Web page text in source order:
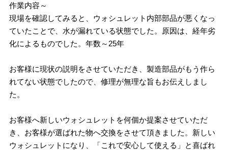
作業内容～
現場を確認してみると、ウォシュレット内部部品が悪くなっ
ていたことで、水が漏れている状態でした。原因は、経年劣
化によるものでした。年数～25年
お客様に現状の説明をさせていただき、製造部品がもう作ら
れてない状態でしたので、修理が無理な旨もお伝えしまし
た。
お客様へ新しいウォシュレットを何個か提案させていただ
き、お客様が選ばれた物へ交換をさせて頂きました。新しい
ウォシュレットになり、「これで安心して使える」と喜ばれ